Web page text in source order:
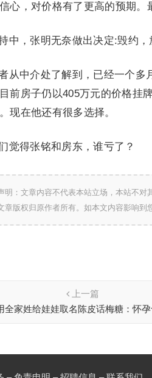
心，对价格有了更高的预期。
中，张明无奈做出决定:毁约
从中介处了解到，已经一个多
前房子仍以405万元的价格挂
现在他还有很多选择。
觉得张铭和房东，谁亏了？
明：文章内容不代表本站立场，本站不
章版权归原作者所有。如本文内容影响到
上一篇
全家姓给娃娃取名陈皮话梅糖：怀